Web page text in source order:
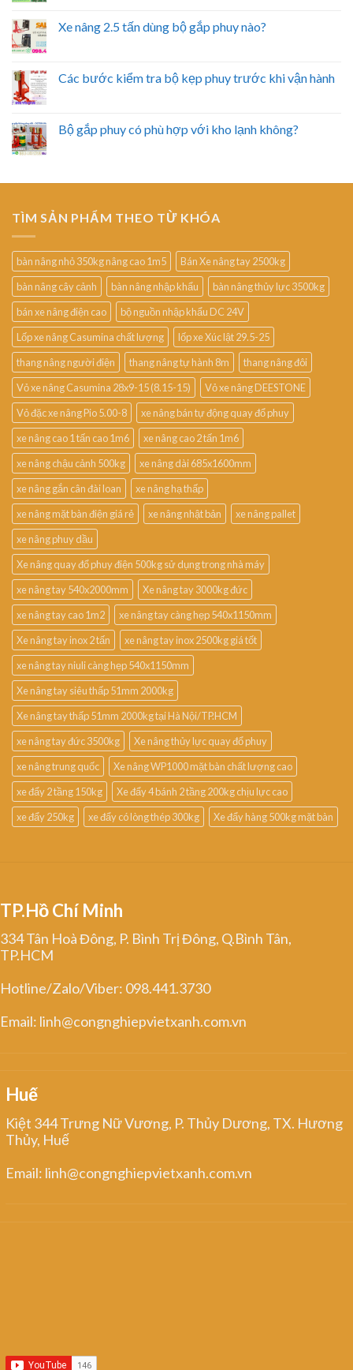
Xe nâng 2.5 tấn dùng bộ gắp phuy nào?
Các bước kiểm tra bộ kẹp phuy trước khi vận hành
Bộ gắp phuy có phù hợp với kho lạnh không?
TÌM SẢN PHẨM THEO TỪ KHÓA
bàn nâng nhỏ 350kg nâng cao 1m5
Bán Xe nâng tay 2500kg
bàn nâng cây cảnh
bàn nâng nhập khẩu
bàn nâng thủy lực 3500kg
bán xe nâng điện cao
bộ nguồn nhập khẩu DC 24V
Lốp xe nâng Casumina chất lượng
lốp xe Xúc lật 29.5-25
thang nâng người điện
thang nâng tự hành 8m
thang nâng đôi
Vỏ xe nâng Casumina 28x9-15 (8.15-15)
Vỏ xe nâng DEESTONE
Vỏ đặc xe nâng Pio 5.00-8
xe nâng bán tự động quay đổ phuy
xe nâng cao 1 tấn cao 1m6
xe nâng cao 2 tấn 1m6
xe nâng chậu cảnh 500kg
xe nâng dài 685x1600mm
xe nâng gắn cân đài loan
xe nâng hạ thấp
xe nâng mặt bàn điện giá rẻ
xe nâng nhật bản
xe nâng pallet
xe nâng phuy dầu
Xe nâng quay đổ phuy điện 500kg sử dụng trong nhà máy
xe nâng tay 540x2000mm
Xe nâng tay 3000kg đức
xe nâng tay cao 1m2
xe nâng tay càng hẹp 540x1150mm
Xe nâng tay inox 2 tấn
xe nâng tay inox 2500kg giá tốt
xe nâng tay niuli càng hẹp 540x1150mm
Xe nâng tay siêu thấp 51mm 2000kg
Xe nâng tay thấp 51mm 2000kg tại Hà Nội/TP.HCM
xe nâng tay đức 3500kg
Xe nâng thủy lực quay đổ phuy
xe nâng trung quốc
Xe nâng WP1000 mặt bàn chất lượng cao
xe đẩy 2 tầng 150kg
Xe đẩy 4 bánh 2 tầng 200kg chịu lực cao
xe đẩy 250kg
xe đẩy có lòng thép 300kg Xe đẩy hàng 500kg mặt bàn
TP.Hồ Chí Minh
334 Tân Hoà Đông, P. Bình Trị Đông, Q.Bình Tân,
TP.HCM
Hotline/Zalo/Viber: 098.441.3730
Email: linh@congnghiepvietxanh.com.vn
Huế
Kiệt 344 Trưng Nữ Vương, P. Thủy Dương, TX. Hương
Thủy, Huế
Email: linh@congnghiepvietxanh.com.vn